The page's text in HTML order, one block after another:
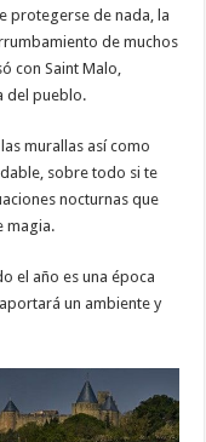
protegerse de nada, la
de muchos
con Saint Malo,
del pueblo.
murallas así como
sobre todo si te
nocturnas que
magia.
el año es una época
un ambiente y